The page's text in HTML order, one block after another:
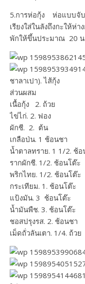
5.การห่อกุ้ง ห่อแบบจั
เรียงใส่ในลังถึงกะให้ห่
พักให้ขึ้นประมาณ 20 น
ชาลาเปา). ไส้กุ้ง
ส่วนผสม
เนื้อกุ้ง 2. ถ้วย
ไข่ไก่. 2. ฟอง
ผักชี. 2. ต้น
เกลือป่น. 1 ช้อนชา
น้ำตาลทราย. 1 1/2. ช้อ
รากผักชี. 1/2. ช้อนโต๊ะ
พริกไทย. 1/2. ช้อนโต๊ะ
กระเทียม. 1. ช้อนโต๊ะ
แป้งมัน. 3 ช้อนโต๊ะ
น้ำมันพืช. 3. ช้อนโต๊ะ
ชอสปรุงรส. 2. ช้อนชา
เม็ดถั่วลันเตา. 1/4. ถ้วย